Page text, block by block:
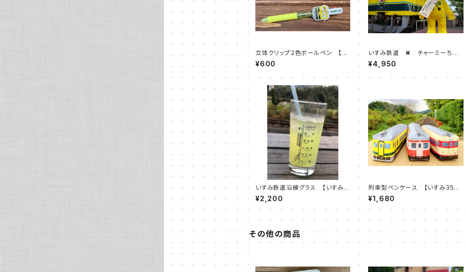
立体クリップ２色ボールペン 【い
すみ車両】
¥600
いすみ鉄道 ✖ チャーミーちゃ
ん （いすみ鉄道オリジナルカラ
ー）
¥4,950
いすみ鉄道沿線グラス 【いすみ
大原～上総中川】【大多喜 城見ヶ
丘～上総中野】
¥2,200
列車型ペンケース 【いすみ352
/ キハ52-125 / キハ28-2
346）】
¥1,680
その他の商品